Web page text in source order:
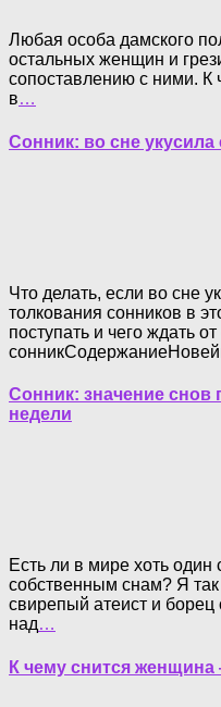
Любая особа дамского
остальных женщин и
сопоставлению с ними. К
в…
Сонник: во сне укусила
Что делать, если во сне
толкования сонников в
поступать и чего ждать
Сонник: значение снов
недели
Есть ли в мире хоть один
собственным снам? Я
свирепый атеист и борец
над…
К чему снится